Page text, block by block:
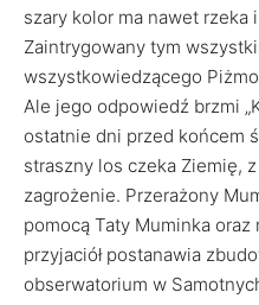
szary kolor ma nawet rzeka
Zaintrygowany tym
wszystkowiedzącego
Ale jego odpowiedź brzmi
ostatnie dni przed końcem
straszny los czeka Ziemię,
zagrożenie. Przerażony
pomocą Taty Muminka
przyjaciół postanawia
obserwatorium w